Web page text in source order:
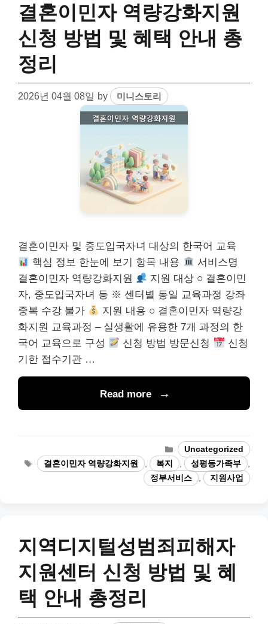
결혼이민자 역량강화지원
신청 방법 및 혜택 안내 총
정리
2026년 04월 08일 by 미니스토리
결혼이민자 및 중도입국자녀 대상의 한국어 교육
핵심 정보 한눈에 보기 항목 내용
서비스명
결혼이민자 역량강화지원
지원 대상 ○ 결혼이민
자, 중도입국자녀 등 ※ 센터별 동일 교육과정 강좌
중복 수강 불가
지원 내용 ○ 결혼이민자 역량강
화지원 교육과정 – 실생활에 유용한 7개 과정의 한
국어 교육으로 구성
신청 방법 방문신청
신청
기한 접수기관 …
Read more
Categories
Uncategorized
Tags결혼이민자 역량강화지원 , 복지 , 성평등가족부
,
정부서비스
, 지원사업
지역디지털성범죄피해자
지원센터 신청 방법 및 혜
택 안내 총정리